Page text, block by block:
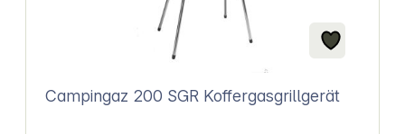
Campingaz 200 SGR Koffergasgrillgerät